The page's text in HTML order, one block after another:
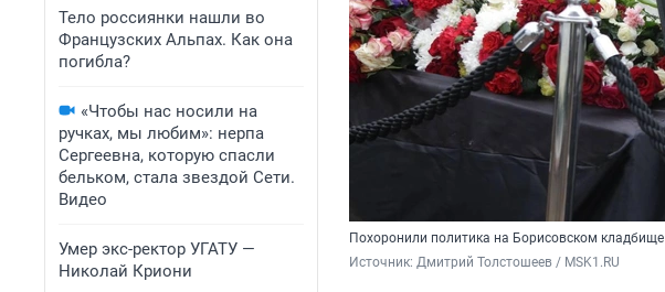
Тело россиянки нашли во
Французских Альпах. Как она
погибла?
«Чтобы нас носили на
ручках, мы любим»: нерпа
Сергеевна, которую спасли
бельком, стала звездой Сети.
Видео
Умер экс-ректор УГАТУ —
Николай Криони
Похоронили политика на Борисовском кладбище
Источник: Дмитрий Толстошеев / MSK1.RU